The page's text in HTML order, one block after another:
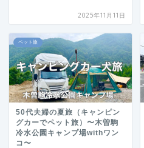
2025年11月11日
ペット旅
50代夫婦の夏旅（キャンピン
グカーでペット旅）〜木曽駒
冷水公園キャンプ場withワン
コ〜